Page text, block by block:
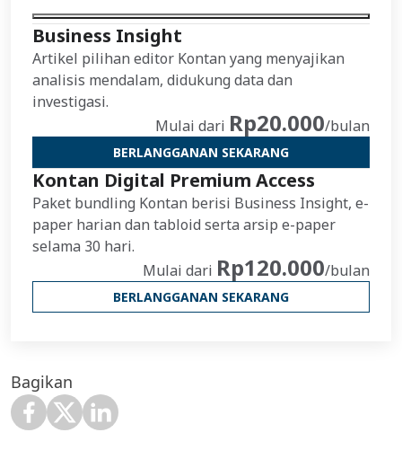
Business Insight
Artikel pilihan editor Kontan yang menyajikan
analisis mendalam, didukung data dan
investigasi.
Mulai dari Rp20.000/bulan
BERLANGGANAN SEKARANG
Kontan Digital Premium Access
Paket bundling Kontan berisi Business Insight, e-
paper harian dan tabloid serta arsip e-paper
selama 30 hari.
Mulai dari Rp120.000/bulan
BERLANGGANAN SEKARANG
Bagikan